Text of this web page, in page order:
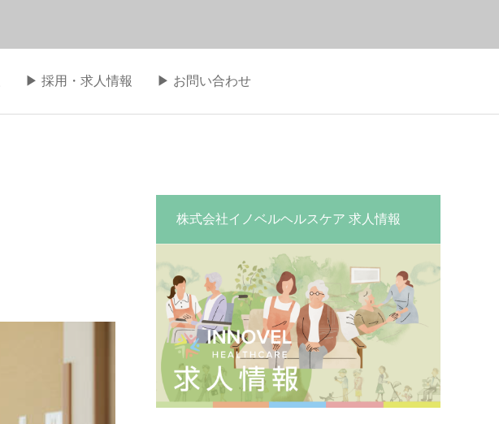
▶︎ 採用・求人情報 ▶︎ お問い合わせ
株式会社イノベルヘルスケア 求人情報